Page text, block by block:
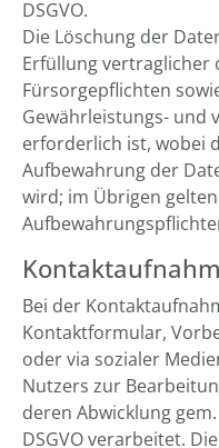
DSGVO.
Die Löschung der
Erfüllung vertraglicher
Fürsorgepflichten
Gewährleistungs- und
erforderlich ist, wobei
Aufbewahrung der
wird; im Übrigen
Bei der
Kontaktformular,
oder via sozialer
Nutzers zur
deren Abwicklung
DSGVO verarbeitet.